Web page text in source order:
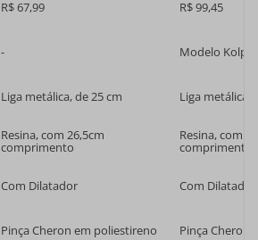
R$ 67,99 R$ 99,45
- Modelo
Liga metálica, de 25 cm Liga metálica,
Resina, com 26,5cm
comprimento
Resina, com
comprimento
Com Dilatador Com Dilatador
Pinça Cheron em poliestireno Pinça Cheron